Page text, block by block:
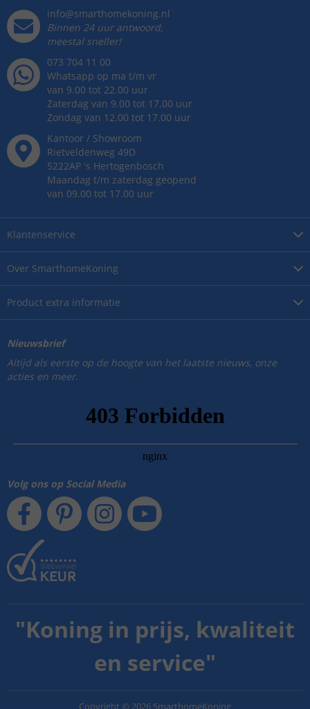
Over SmarthomeKoning
Product extra informatie
Klantenservice
info@smarthomekoning.nl
Binnen 24 uur antwoord,
meestal sneller!
073 704 11 00
Whatsapp op ma t/m vr
van 9.00 tot 22.00 uur
Zaterdag van 9.00 tot 17.00 uur
Zondag van 12.00 tot 17.00 uur
Kantoor / Showroom
Rietveldenweg 49D
5222AP 's Hertogenbosch
Maandag t/m zaterdag geopend
van 09.00 tot 17.00 uur
Nieuwsbrief
Altijd als eerste op de hoogte van het laatste nieuws, onze
acties en meer.
Volg ons op Social Media
"Koning in prijs, kwaliteit
en service"
Copyright © 2026 SmarthomeKoning